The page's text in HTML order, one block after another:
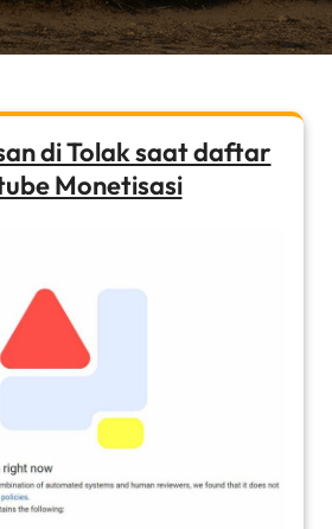
di Tolak saat daftar
Monetisasi